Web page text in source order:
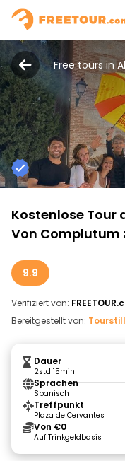
Free tours in
Kostenlose Tour
Von Complutum
9.9
Verifiziert von:
Bereitgestellt von:
Dauer
2std 15min
Sprachen
Spanisch
Treffpunkt
Plaza de Cervantes
Von €0
Auf Trinkgeldbasis